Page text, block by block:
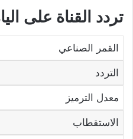
تردد القناة على
القمر الصناعي
التردد
معدل الترميز
الاستقطاب